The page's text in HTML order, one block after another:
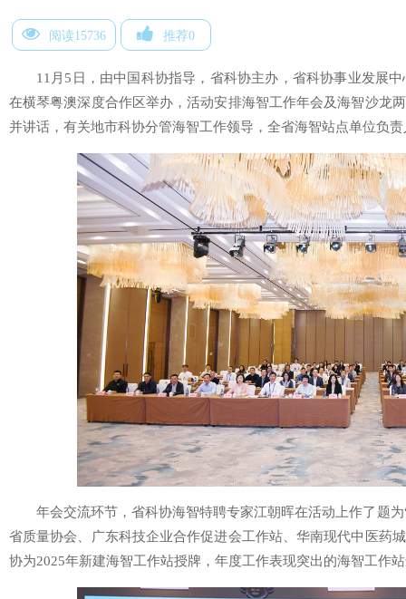
阅读15736 推荐0
11月5日，由中国科协指导，省科协主办，省科协事业发展
在横琴粤澳深度合作区举办，活动安排海智工作年会及海智沙龙
并讲话，有关地市科协分管海智工作领导，全省海智站点单位负
年会交流环节，省科协海智特聘专家江朝晖在活动上作了题
省质量协会、广东科技企业合作促进会工作站、华南现代中医药
协为2025年新建海智工作站授牌，年度工作表现突出的海智工作